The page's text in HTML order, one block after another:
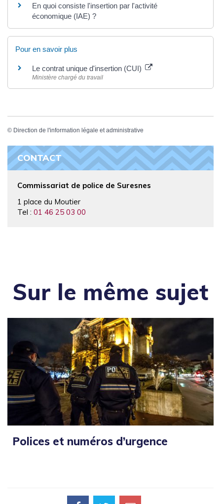
En quoi consiste l'insertion par l'activité
économique (IAE) ?
Pour en savoir plus
Le contrat unique d'insertion (CUI)
Ministère chargé du travail
© Direction de l'information légale et administrative
CONTACT
Commissariat de police de Suresnes
1 place du Moutier
Tel : 01 46 25 03 00
Sur le même sujet
Polices et numéros d’urgence